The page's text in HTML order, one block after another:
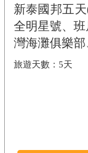
新泰國邦五
全明星號、
灣海灘俱樂
5天